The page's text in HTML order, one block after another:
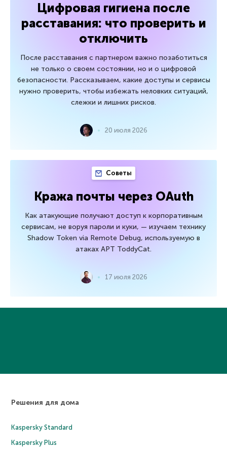
Цифровая гигиена после
расставания: что проверить и
отключить
После расставания с партнером важно позаботиться
не только о своем состоянии, но и о цифровой
безопасности. Рассказываем, какие доступы и сервисы
нужно проверить, чтобы избежать неловких ситуаций,
слежки и лишних рисков.
20 июля 2026
Советы
Кража почты через OAuth
Как атакующие получают доступ к корпоративным
сервисам, не воруя пароли и куки, — изучаем технику
Shadow Token via Remote Debug, используемую в
атаках APT ToddyCat.
17 июля 2026
Решения для дома
Kaspersky Standard
Kaspersky Plus